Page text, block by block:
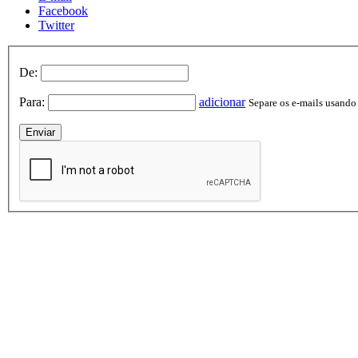
Facebook
Twitter
De:
Para: adicionar Separe os e-mails